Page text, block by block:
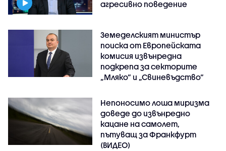
агресивно поведение
Земеделският министър
поиска от Европейската
комисия извънредна
подкрепа за секторите
„Мляко“ и „Свиневъдство“
Непоносимо лоша миризма
доведе до извънредно
кацане на самолет,
пътуващ за Франкфурт
(ВИДЕО)